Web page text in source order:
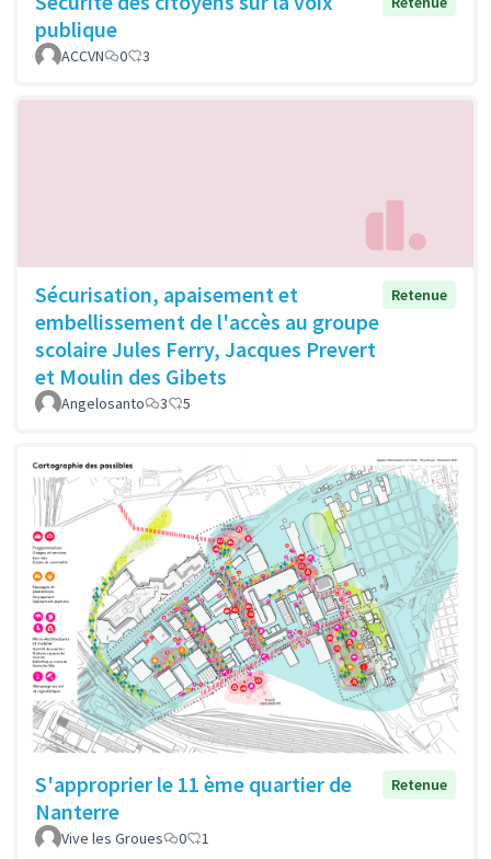
publique
ACCVN 0 3
Sécurisation, apaisement et
embellissement de l'accès au groupe
scolaire Jules Ferry, Jacques Prevert
et Moulin des Gibets
Retenue
Angelosanto 3 5
S'approprier le 11 ème quartier de
Nanterre
Retenue
Vive les Groues 0 1